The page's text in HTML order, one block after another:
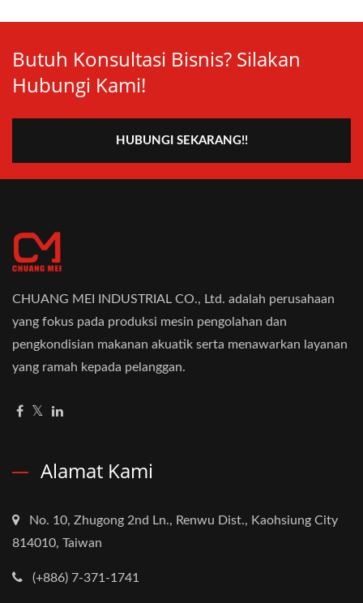
Butuh Konsultasi Bisnis? Silakan
Hubungi Kami!
HUBUNGI SEKARANG!!
CHUANG MEI INDUSTRIAL CO., Ltd. adalah perusahaan
yang fokus pada produksi mesin pengolahan dan
pengkondisian makanan akuatik serta menawarkan layanan
yang ramah kepada pelanggan.
Alamat Kami
No. 10, Zhugong 2nd Ln., Renwu Dist., Kaohsiung City
814010, Taiwan
(+886) 7-371-1741